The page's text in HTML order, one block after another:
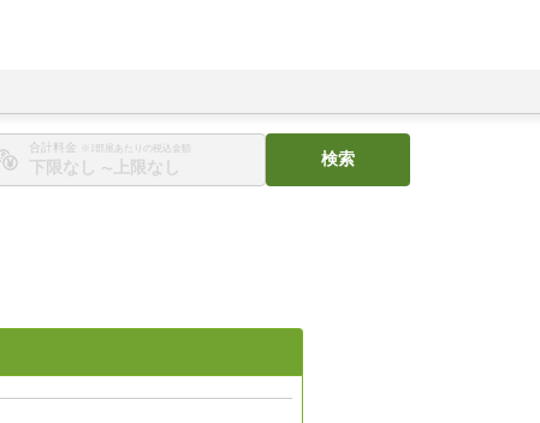
合計料金 ※1部屋あたりの税込金額
〜
検索